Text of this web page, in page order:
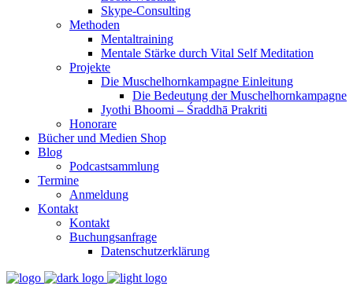
Skype-Consulting
Methoden
Mentaltraining
Mentale Stärke durch Vital Self Meditation
Projekte
Die Muschelhornkampagne Einleitung
Die Bedeutung der Muschelhornkampagne
Jyothi Bhoomi – Śraddhā Prakriti
Honorare
Bücher und Medien Shop
Blog
Podcastsammlung
Termine
Anmeldung
Kontakt
Kontakt
Buchungsanfrage
Datenschutzerklärung